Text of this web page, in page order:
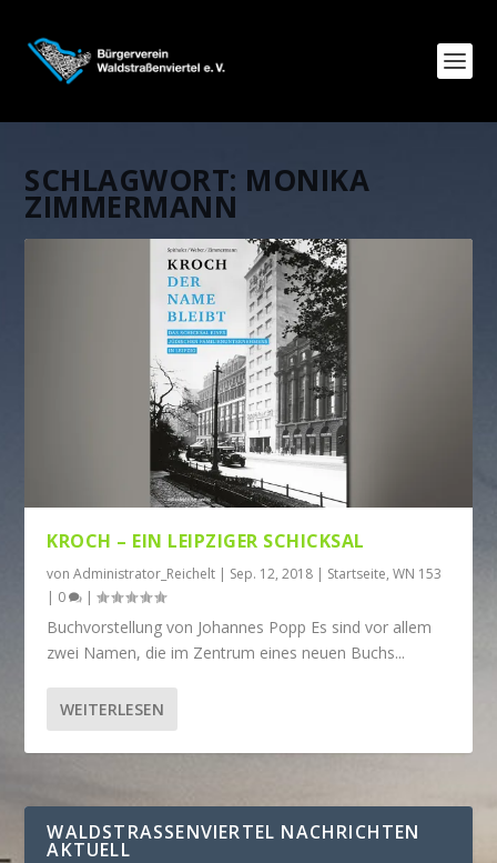
SCHLAGWORT: MONIKA
ZIMMERMANN
KROCH – EIN LEIPZIGER SCHICKSAL
vonAdministrator_Reichelt | Sep. 12, 2018 | Startseite,WN 153
| 0 |
Buchvorstellung von Johannes Popp Es sind vor allem
zwei Namen, die im Zentrum eines neuen Buchs...
WEITERLESEN
WALDSTRASSENVIERTEL NACHRICHTEN A
KTUELL